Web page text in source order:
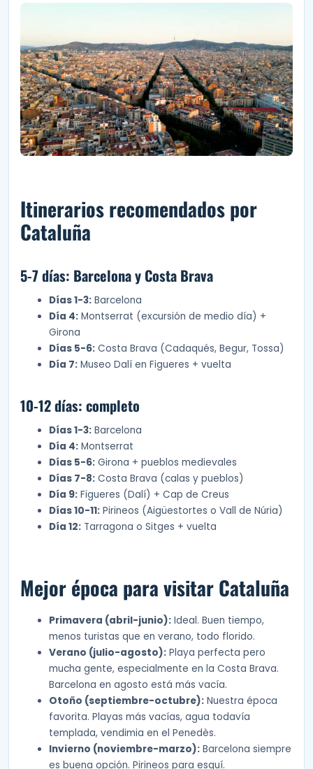
Itinerarios recomendados por
Cataluña
5-7 días: Barcelona y Costa Brava
Días 1-3: Barcelona
Día 4: Montserrat (excursión de medio día) +
Girona
Días 5-6: Costa Brava (Cadaqués, Begur, Tossa)
Día 7: Museo Dalí en Figueres + vuelta
10-12 días: completo
Días 1-3: Barcelona
Día 4: Montserrat
Días 5-6: Girona + pueblos medievales
Días 7-8: Costa Brava (calas y pueblos)
Día 9: Figueres (Dalí) + Cap de Creus
Días 10-11: Pirineos (Aigüestortes o Vall de Núria)
Día 12: Tarragona o Sitges + vuelta
Mejor época para visitar Cataluña
Primavera (abril-junio): Ideal. Buen tiempo,
menos turistas que en verano, todo florido.
Verano (julio-agosto): Playa perfecta pero
mucha gente, especialmente en la Costa Brava.
Barcelona en agosto está más vacía.
Otoño (septiembre-octubre): Nuestra época
favorita. Playas más vacías, agua todavía
templada, vendimia en el Penedès.
Invierno (noviembre-marzo): Barcelona siempre
es buena opción. Pirineos para esquí.